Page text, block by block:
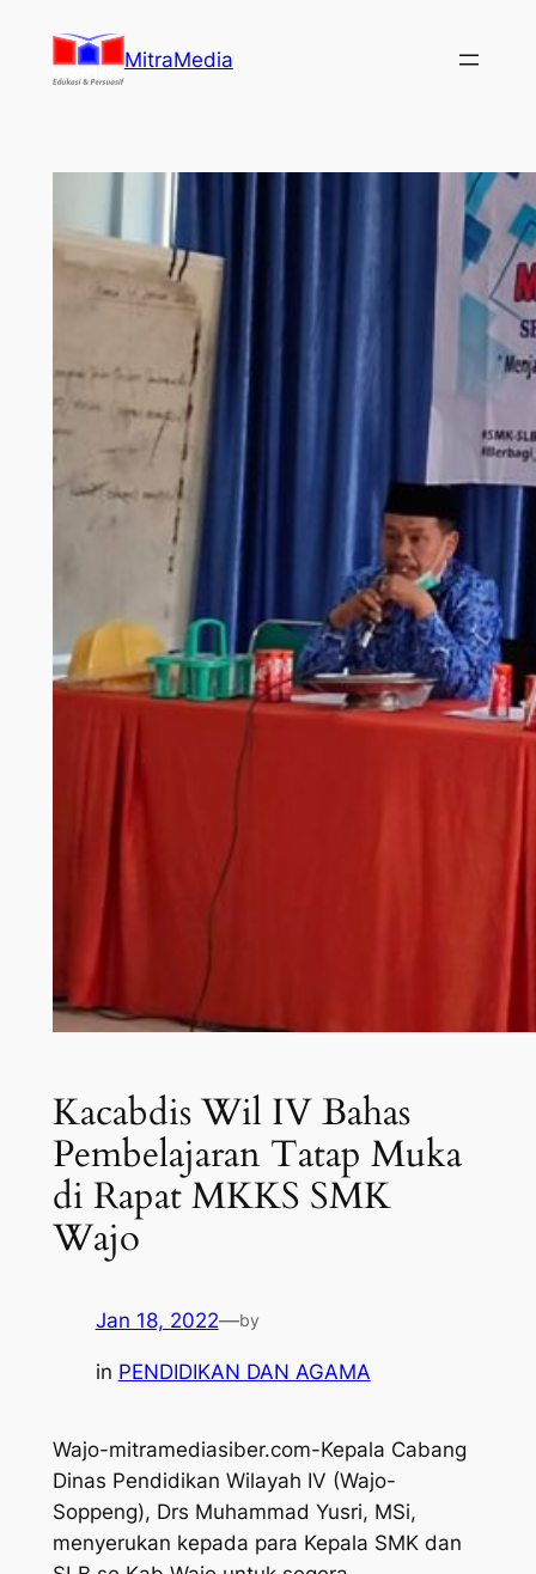
konten
MitraMedia
Kacabdis Wil IV Bahas
Pembelajaran Tatap Muka
di Rapat MKKS SMK
Wajo
Jan 18, 2022—by
in PENDIDIKAN DAN AGAMA
Wajo-mitramediasiber.com-Kepala Cabang
Dinas Pendidikan Wilayah IV (Wajo-
Soppeng), Drs Muhammad Yusri, MSi,
menyerukan kepada para Kepala SMK dan